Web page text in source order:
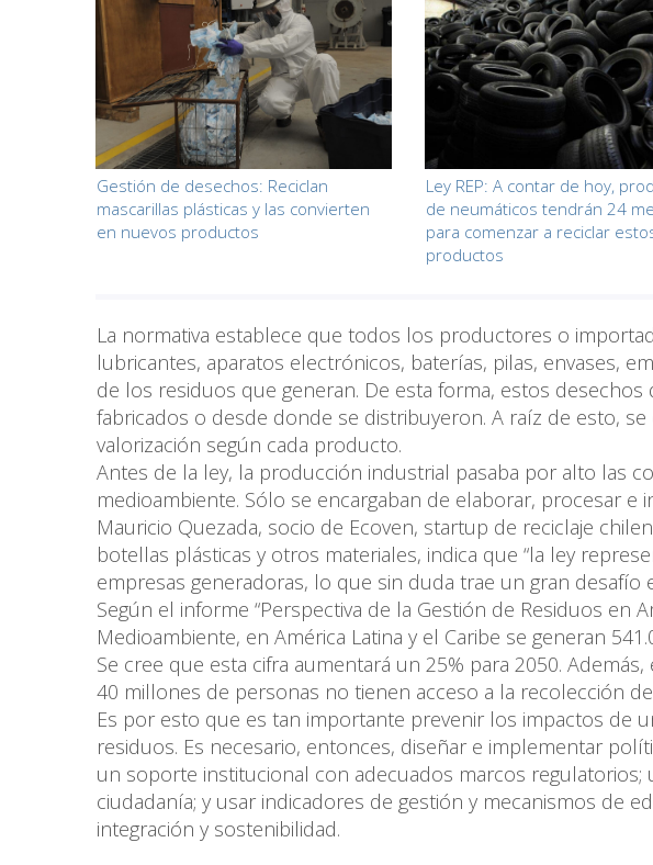
Gestión de desechos: Reciclan
mascarillas plásticas y las convierten
en nuevos productos
Ley REP: A contar de hoy,
de neumáticos tendrán 24
para comenzar a reciclar
productos
La normativa establece que todos los productores o
lubricantes, aparatos electrónicos, baterías, pilas, envases,
de los residuos que generan. De esta forma, estos
fabricados o desde donde se distribuyeron. A raíz de esto,
valorización según cada producto.
Antes de la ley, la producción industrial pasaba por alto las
medioambiente. Sólo se encargaban de elaborar, procesar e
Mauricio Quezada, socio de Ecoven, startup de reciclaje
botellas plásticas y otros materiales, indica que “la ley
empresas generadoras, lo que sin duda trae un gran desafío
Según el informe “Perspectiva de la Gestión de Residuos en
Medioambiente, en América Latina y el Caribe se generan
Se cree que esta cifra aumentará un 25% para 2050.
40 millones de personas no tienen acceso a la recolección
Es por esto que es tan importante prevenir los impactos de
residuos. Es necesario, entonces, diseñar e implementar
un soporte institucional con adecuados marcos
ciudadanía; y usar indicadores de gestión y mecanismos de
integración y sostenibilidad.